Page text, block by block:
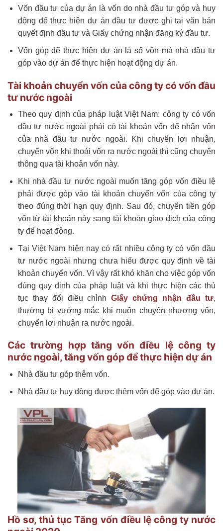
Vốn đầu tư của dự án là vốn do nhà đầu tư góp và huy
động để thực hiện dự án đầu tư được ghi tại văn bản
quyết định đầu tư và Giấy chứng nhận đăng ký đầu tư.
Vốn góp để thực hiện dự án là số vốn mà nhà đầu tư
góp vào dự án để thực hiện hoạt động dự án.
Tài khoản chuyển vốn của công ty có vốn đầu
tư nước ngoài
Theo quy định của pháp luật Việt Nam: công ty có vốn
đầu tư nước ngoài phải có tài khoản vốn để nhận vốn
của nhà đầu tư nước ngoài. Khi chuyển lợi nhuận,
chuyển vốn khi thoái vốn ra nước ngoài thì cũng chuyển
thông qua tài khoản vốn này.
Khi nhà đầu tư nước ngoài muốn tăng góp vốn điều lệ
phải được góp vào tài khoản chuyển vốn của công ty
theo đúng thời hạn quy định. Sau đó, chuyển tiền góp
vốn từ tài khoản này sang tài khoản giao dịch của công
ty để hoạt động.
Tại Việt Nam hiện nay có rất nhiều công ty có vốn đầu
tư nước ngoài nhưng chưa hiểu được quy định về tài
khoản chuyển vốn. Vì vậy rất khó khăn cho việc góp vốn
đúng quy định của pháp luật và khi thực hiện các thủ
tục thay đổi điều chỉnhGiấy chứng nhận đầu tư,
thường bị vướng mắc khi muốn chuyển nhượng vốn,
chuyển lợi nhuận ra nước ngoài.
Các trường hợp tăng vốn điều lệ công ty
nước ngoài, tăng vốn góp để thực hiện dự án
Nhà đầu tư góp thêm vốn.
Nhà đầu tư huy động được thêm vốn để góp vào dự án.
Hồ sơ, thủ tục Tăng vốn điều lệ công ty nước